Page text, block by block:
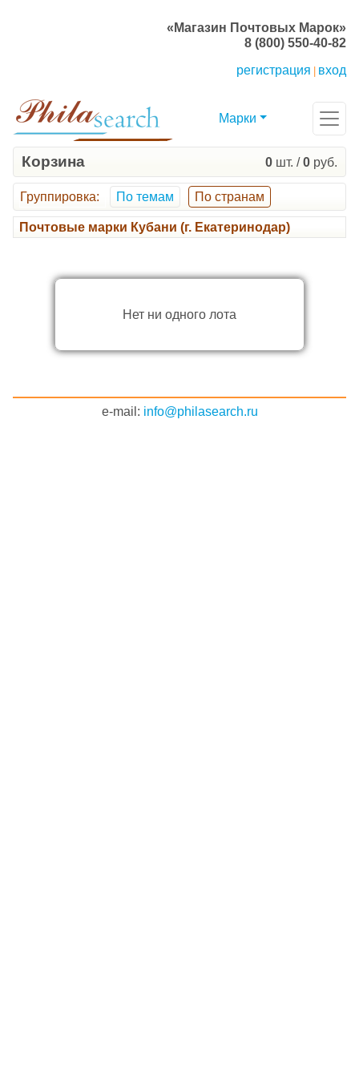
«Магазин Почтовых Марок»
8 (800) 550-40-82
регистрация
вход
Марки
Корзина 0 шт. /0 руб.
Группировка: По темам По странам
Почтовые марки Кубани (г. Екатеринодар)
Нет ни одного лота
e-mail: info@philasearch.ru